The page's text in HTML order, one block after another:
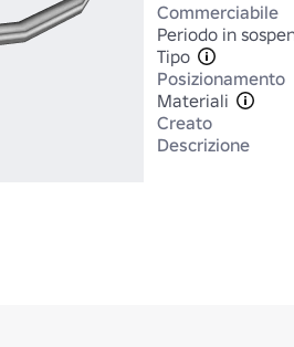
Commerciabile
Periodo in
Tipo
Posizionamento
Materiali
Creato
Descrizione